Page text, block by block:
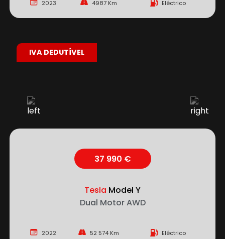
2023 4987 Km Eléctrico
37 990 €
Tesla Model Y
Dual Motor AWD
2022 52 574 Km Eléctrico
IVA DEDUTÍVEL